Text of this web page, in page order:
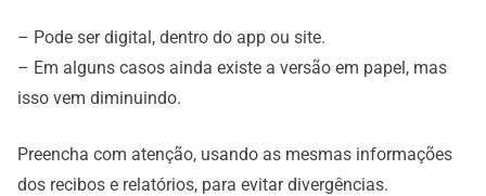
– Pode ser digital, dentro do app ou site.
– Em alguns casos ainda existe a versão em papel, mas
isso vem diminuindo.
Preencha com atenção, usando as mesmas informações
dos recibos e relatórios, para evitar divergências.